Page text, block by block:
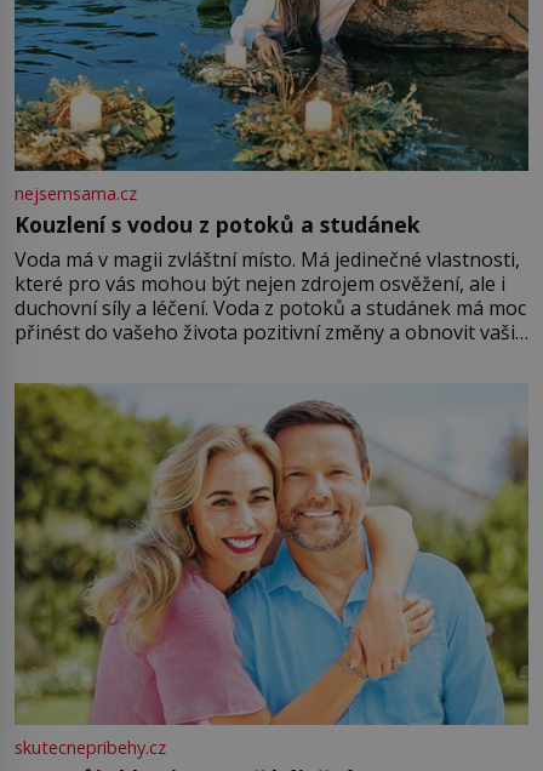
nejsemsama.cz
Kouzlení s vodou z potoků a studánek
Voda má v magii zvláštní místo. Má jedinečné vlastnosti,
které pro vás mohou být nejen zdrojem osvěžení, ale i
duchovní síly a léčení. Voda z potoků a studánek má moc
přinést do vašeho života pozitivní změny a obnovit vaši
můžete obohatit své rituály a přinést do svého života
větší harmonii a klid. Je důležité
skutecnepribehy.cz